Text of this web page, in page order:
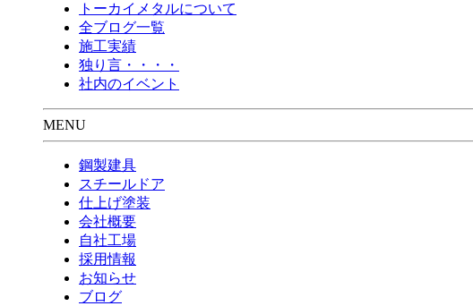
トーカイメタルについて
全ブログ一覧
施工実績
独り言・・・・
社内のイベント
MENU
鋼製建具
スチールドア
仕上げ塗装
会社概要
自社工場
採用情報
お知らせ
ブログ